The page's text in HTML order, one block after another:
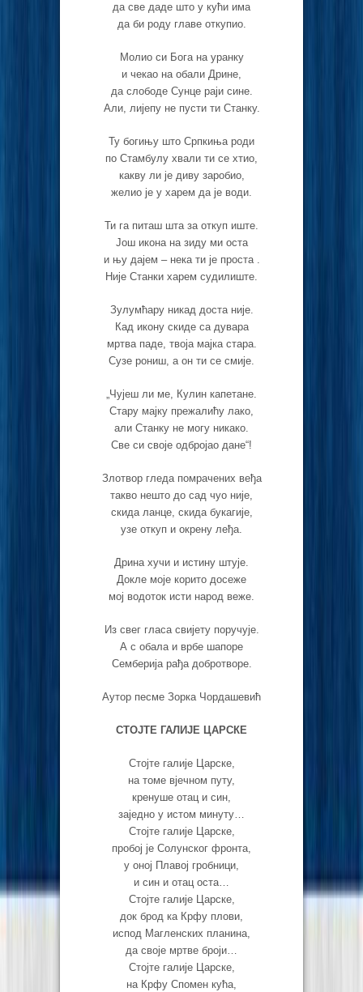
да све даде што у кући има
да би роду главе откупио.
Молио си Бога на уранку
и чекао на обали Дрине,
да слободе Сунце раји сине.
Али, лијепу не пусти ти Станку.
Ту богињу што Српкиња роди
по Стамбулу хвали ти се хтио,
какву ли је диву заробио,
желио је у харем да је води.
Ти га питаш шта за откуп иште.
Још икона на зиду ми оста
и њу дајем – нека ти је проста .
Није Станки харем судилиште.
Зулумћару никад доста није.
Кад икону скиде са дувара
мртва паде, твоја мајка стара.
Сузе рониш, а он ти се смије.
„Чујеш ли ме, Кулин капетане.
Стару мајку прежалићу лако,
али Станку не могу никако.
Све си своје одбројао дане“!
Злотвор гледа помрачених веђа
такво нешто до сад чуо није,
скида ланце, скида букагије,
узе откуп и окрену леђа.
Дрина хучи и истину штује.
Докле моје корито досеже
мој водоток исти народ веже.
Из свег гласа свијету поручује.
А с обала и врбе шапоре
Семберија рађа добротворе.
Аутор песме Зорка Чордашевић
СТОЈТЕ ГАЛИЈЕ ЦАРСКЕ
Стојте галије Царске,
на томе вјечном путу,
кренуше отац и син,
заједно у истом минуту…
Стојте галије Царске,
пробој је Солунског фронта,
у оној Плавој гробници,
и син и отац оста…
Стојте галије Царске,
док брод ка Крфу плови,
испод Магленских планина,
да своје мртве броји…
Стојте галије Царске,
на Крфу Спомен кућа,